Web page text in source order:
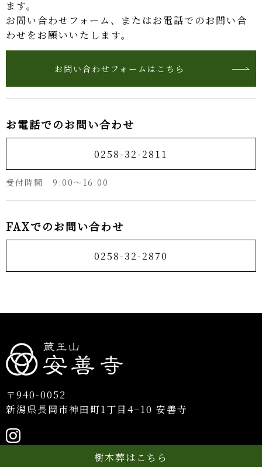
ます。
お問い合わせフォーム、またはお電話でのお問い合
わせをお願いいたします。
お問い合わせフォームはこちら
お電話でのお問い合わせ
0258-32-2811
受付時間 9:00〜16:00
FAXでのお問い合わせ
0258-32-2870
〒940-0052
新潟県長岡市神田町1丁目4−10 安善寺
樹木葬はこちら